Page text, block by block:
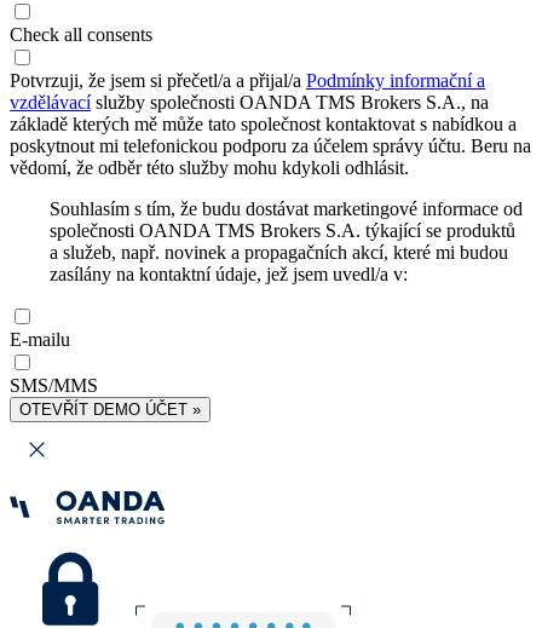
Check all consents
Potvrzuji, že jsem si přečetl/a a přijal/a Podmínky informační a
vzdělávacíslužby společnosti OANDA TMS Brokers S.A., na
základě kterých mě může tato společnost kontaktovat s nabídkou a
poskytnout mi telefonickou podporu za účelem správy účtu. Beru na
vědomí, že odběr této služby mohu kdykoli odhlásit.
Souhlasím s tím, že budu dostávat marketingové informace od
společnosti OANDA TMS Brokers S.A. týkající se produktů
a služeb, např. novinek a propagačních akcí, které mi budou
zasílány na kontaktní údaje, jež jsem uvedl/a v:
E-mailu
SMS/MMS
OTEVŘÍT DEMO ÚČET »